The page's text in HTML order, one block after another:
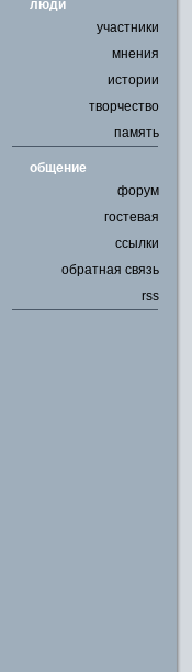
люди
участники
мнения
истории
творчество
память
общение
форум
гостевая
ссылки
обратная связь
rss